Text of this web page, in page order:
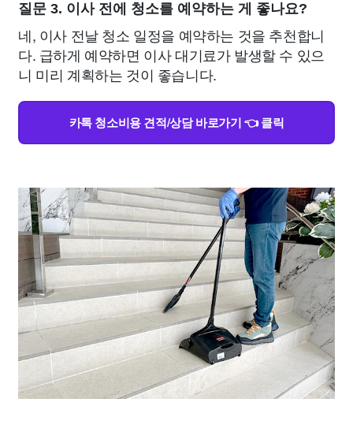
질문 3. 이사 전에 청소를 예약하는 게 좋나요?
네, 이사 전날 청소 일정을 예약하는 것을 추천합니
다. 급하게 예약하면 이사 대기료가 발생할 수 있으
니 미리 계획하는 것이 좋습니다.
카톡 청소비용 견적/상담 바로가기 👈 클릭